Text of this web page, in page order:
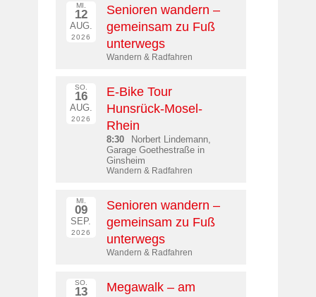
MI.
12
AUG.
2026
Senioren wandern –
gemeinsam zu Fuß
unterwegs
Wandern & Radfahren
SO.
16
AUG.
2026
E-Bike Tour
Hunsrück-Mosel-
Rhein
8:30
Norbert Lindemann,
Garage Goethestraße in
Ginsheim
Wandern & Radfahren
MI.
09
SEP.
2026
Senioren wandern –
gemeinsam zu Fuß
unterwegs
Wandern & Radfahren
SO.
13
Megawalk – am